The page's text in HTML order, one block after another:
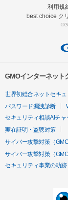
利用規
best choice ク
GMOインターネット
世界初総合ネットセキュ
パスワード漏洩診断
セキュリティ相談AIチャ
実在証明・盗聴対策
サイバー攻撃対策（
サイバー攻撃対策（GMO
セキュリティ事業の軌跡